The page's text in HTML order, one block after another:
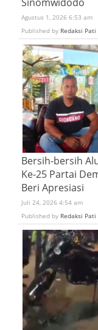
Agustus 1, 2026 6:53 am
Published by Redaksi Pati
Bersih-bersih
Ke-25 Partai
Beri Apresiasi
Juli 24, 2026 4:54 am
Published by Redaksi Pati